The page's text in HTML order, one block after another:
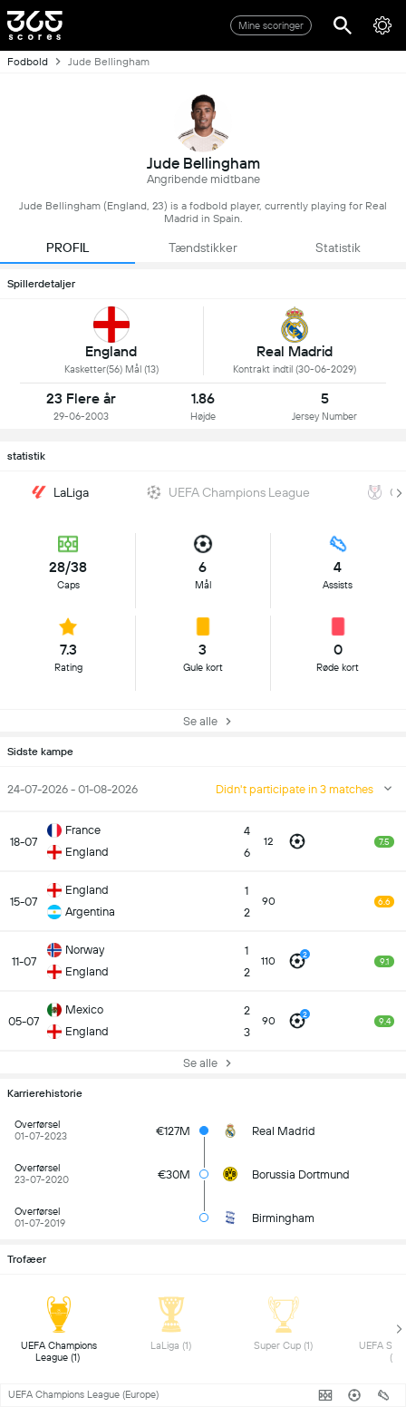
Mine scoringer
Fodbold Jude Bellingham
Jude Bellingham
Angribende midtbane
Jude Bellingham (England, 23) is a fodbold player, currently playing for Real
Madrid in Spain.
PROFIL Tændstikker Statistik
Spillerdetaljer
England
Kasketter(56) Mål (13)
Real Madrid
Kontrakt indtil (30-06-2029)
23 Flere år
29-06-2003
1.86
Højde
5
Jersey Number
statistik
LaLiga UEFA Champions League
28/38
Caps
6
Mål
4
Assists
7.3
Rating
3
Gule kort
0
Røde kort
Se alle
Sidste kampe
24-07-2026 - 01-08-2026 Didn't participate in 3 matches
18-07
France
England
4
6
12 7.5
15-07
England
Argentina
1
2
90 6.6
11-07
Norway
England
1
2
110 2
9.1
05-07
Mexico
England
2
3
90 2
9.4
Se alle
Karrierehistorie
Overførsel
01-07-2023
€127M Real Madrid
Overførsel
23-07-2020
€30M Borussia Dortmund
Overførsel
01-07-2019
Birmingham
Trofæer
UEFA Champions
League (1)
UEFA
UEFA Champions League (Europe)